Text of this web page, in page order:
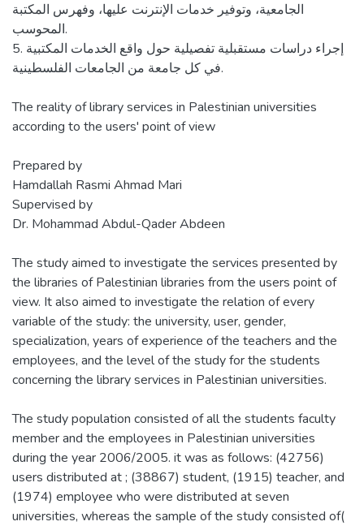
الجامعية، وتوفير خدمات الإنترنت عليها، وفهرس المكتبة
المحوسب.
5. إجراء دراسات مستقبلية تفصيلية حول واقع الخدمات المكتبية
في كل جامعة من الجامعات الفلسطينية.
The reality of library services in Palestinian universities
according to the users' point of view
Prepared by
Hamdallah Rasmi Ahmad Mari
Supervised by
Dr. Mohammad Abdul-Qader Abdeen
The study aimed to investigate the services presented by
the libraries of Palestinian libraries from the users point of
view. It also aimed to investigate the relation of every
variable of the study: the university, user, gender,
specialization, years of experience of the teachers and the
employees, and the level of the study for the students
concerning the library services in Palestinian universities.
The study population consisted of all the students faculty
member and the employees in Palestinian universities
during the year 2006/2005. it was as follows: (42756)
users distributed at ; (38867) student, (1915) teacher, and
(1974) employee who were distributed at seven
universities, whereas the sample of the study consisted of(